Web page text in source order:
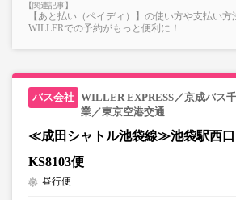
【あと払い（ペイディ）】の使い方や支払い方
WILLERでの予約がもっと便利に！
WILLER EXPRESS／京成バス
業／東京空港交通
≪成田シャトル池袋線≫池袋駅西
KS8103便
昼行便